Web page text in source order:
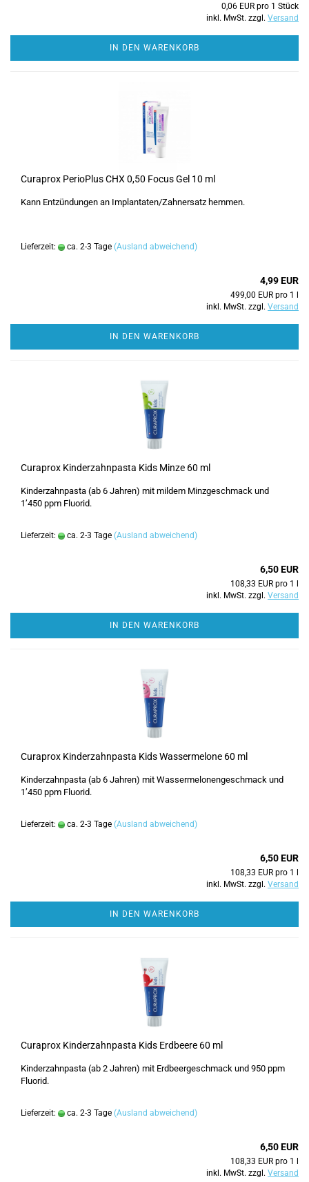
0,06 EUR pro 1 Stück
inkl. MwSt. zzgl. Versand
IN DEN WARENKORB
Curaprox PerioPlus CHX 0,50 Focus Gel 10 ml
Kann Entzündungen an Implantaten/Zahnersatz hemmen.
Lieferzeit: ca. 2-3 Tage (Ausland abweichend)
4,99 EUR
499,00 EUR pro 1 l
inkl. MwSt. zzgl. Versand
IN DEN WARENKORB
Curaprox Kinderzahnpasta Kids Minze 60 ml
Kinderzahnpasta (ab 6 Jahren) mit mildem Minzgeschmack und
1’450 ppm Fluorid.
Lieferzeit: ca. 2-3 Tage (Ausland abweichend)
6,50 EUR
108,33 EUR pro 1 l
inkl. MwSt. zzgl. Versand
IN DEN WARENKORB
Curaprox Kinderzahnpasta Kids Wassermelone 60 ml
Kinderzahnpasta (ab 6 Jahren) mit Wassermelonengeschmack und
1’450 ppm Fluorid.
Lieferzeit: ca. 2-3 Tage (Ausland abweichend)
6,50 EUR
108,33 EUR pro 1 l
inkl. MwSt. zzgl. Versand
IN DEN WARENKORB
Curaprox Kinderzahnpasta Kids Erdbeere 60 ml
Kinderzahnpasta (ab 2 Jahren) mit Erdbeergeschmack und 950 ppm
Fluorid.
Lieferzeit: ca. 2-3 Tage (Ausland abweichend)
6,50 EUR
108,33 EUR pro 1 l
inkl. MwSt. zzgl. Versand